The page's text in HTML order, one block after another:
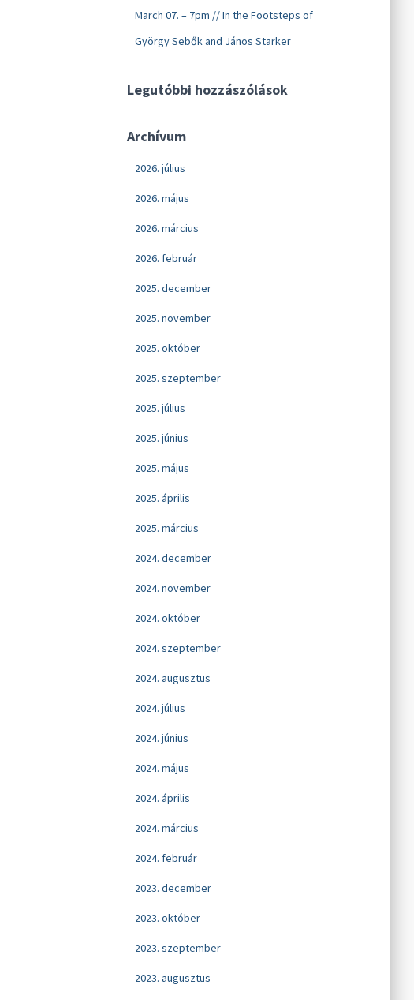
March 07. – 7pm // In the Footsteps of
György Sebők and János Starker
Legutóbbi hozzászólások
Archívum
2026. július
2026. május
2026. március
2026. február
2025. december
2025. november
2025. október
2025. szeptember
2025. július
2025. június
2025. május
2025. április
2025. március
2024. december
2024. november
2024. október
2024. szeptember
2024. augusztus
2024. július
2024. június
2024. május
2024. április
2024. március
2024. február
2023. december
2023. október
2023. szeptember
2023. augusztus